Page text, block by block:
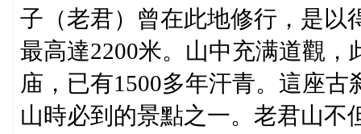
子（老君）曾在此地修行，是以
最高達2200米。山中充满道觀
庙，已有1500多年汗青。這座
山時必到的景點之一。老君山不